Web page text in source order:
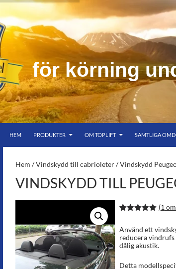
för körning un
bar himmel
HEM
PRODUKTER OM TOPLIFT SAMTLIGA
Hem /Vindskydd till cabrioleter/Vindskydd
VINDSKYDD TILL
baserat på
kundrecens
ioner
(1
Använd ett
reducera vindrufs
dålig akustik.
Detta